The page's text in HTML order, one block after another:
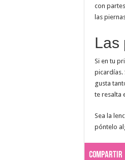
con
las
Las
Si en tu
picardías.
gusta
te resalta
Sea la
póntelo
Compartir